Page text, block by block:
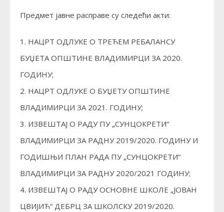
Предмет јавне расправе су следећи акти:
1. НАЦРТ ОДЛУКЕ О ТРЕЋЕМ РЕБАЛАНСУ
БУЏЕТА ОПШТИНЕ ВЛАДИМИРЦИ ЗА 2020.
ГОДИНУ;
2. НАЦРТ ОДЛУКЕ О БУЏЕТУ ОПШТИНЕ
ВЛАДИМИРЦИ ЗА 2021. ГОДИНУ;
3. ИЗВЕШТАЈ О РАДУ ПУ „СУНЦОКРЕТИ“
ВЛАДИМИРЦИ ЗА РАДНУ 2019/2020. ГОДИНУ И
ГОДИШЊИ ПЛАН РАДА ПУ „СУНЦОКРЕТИ“
ВЛАДИМИРЦИ ЗА РАДНУ 2020/2021 ГОДИНУ;
4. ИЗВЕШТАЈ О РАДУ ОСНОВНЕ ШКОЛЕ „ЈОВАН
ЦВИЈИЋ“ ДЕБРЦ ЗА ШКОЛСКУ 2019/2020.